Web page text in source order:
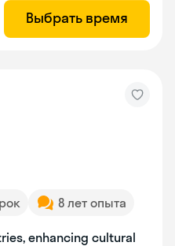
Выбрать время
8 лет опыта
enhancing cultural